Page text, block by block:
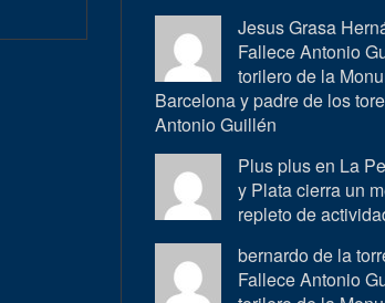
Jesus Grasa
Fallece Antonio
torilero de la
Barcelona y padre de los
Antonio Guillén
Plus plus en La
y Plata cierra un
repleto de
bernardo de la
Fallece Antonio